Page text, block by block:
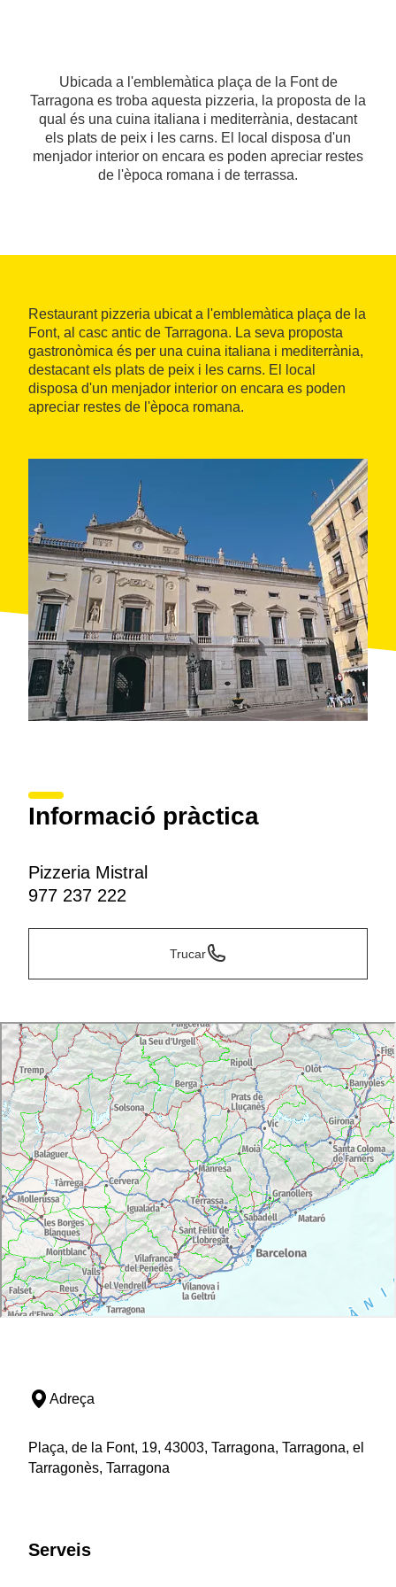
Ubicada a l'emblemàtica plaça de la Font de
Tarragona es troba aquesta pizzeria, la proposta de la
qual és una cuina italiana i mediterrània, destacant
els plats de peix i les carns. El local disposa d'un
menjador interior on encara es poden apreciar restes
de l'època romana i de terrassa.
Restaurant pizzeria ubicat a l'emblemàtica plaça de la
Font, al casc antic de Tarragona. La seva proposta
gastronòmica és per una cuina italiana i mediterrània,
destacant els plats de peix i les carns. El local
disposa d'un menjador interior on encara es poden
apreciar restes de l'època romana.
Informació pràctica
Pizzeria Mistral
977 237 222
Trucar
Adreça
Plaça, de la Font, 19, 43003, Tarragona, Tarragona, el
Tarragonès, Tarragona
Serveis